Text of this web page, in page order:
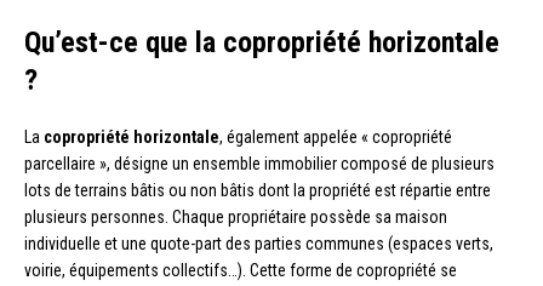
Qu’est-ce que la copropriété horizontale
?
La copropriété horizontale, également appelée « copropriété
parcellaire », désigne un ensemble immobilier composé de plusieurs
lots de terrains bâtis ou non bâtis dont la propriété est répartie entre
plusieurs personnes. Chaque propriétaire possède sa maison
individuelle et une quote-part des parties communes (espaces verts,
voirie, équipements collectifs…). Cette forme de copropriété se